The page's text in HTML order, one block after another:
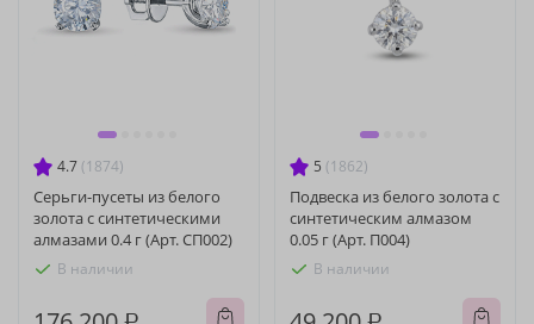
4.7 (1874)
Серьги-пусеты из белого
золота с синтетическими
алмазами 0.4 г (Арт. СП002)
В наличии
5 (1862)
Подвеска из белого золота с
синтетическим алмазом
0.05 г (Арт. П004)
В наличии